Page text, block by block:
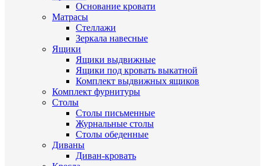
Основание кровати
Матрасы
Стеллажи
Зеркала навесные
Ящики
Ящики выдвижные
Ящики под кровать выкатной
Комплект выдвижных ящиков
Комплект фурнитуры
Столы
Столы письменные
Журнальные cтолы
Столы обеденные
Диваны
Диван-кровать